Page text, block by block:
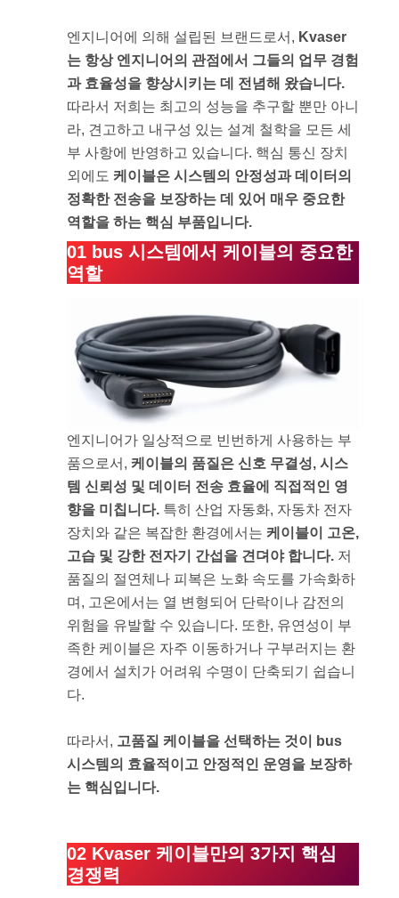
엔지니어에 의해 설립된 브랜드로서, Kvaser
는 항상 엔지니어의 관점에서 그들의 업무 경험
과 효율성을 향상시키는 데 전념해 왔습니다.
따라서 저희는 최고의 성능을 추구할 뿐만 아니
라, 견고하고 내구성 있는 설계 철학을 모든 세
부 사항에 반영하고 있습니다. 핵심 통신 장치
외에도 케이블은 시스템의 안정성과 데이터의
정확한 전송을 보장하는 데 있어 매우 중요한
역할을 하는 핵심 부품입니다.
01 bus 시스템에서 케이블의 중요한
역할
엔지니어가 일상적으로 빈번하게 사용하는 부
품으로서, 케이블의 품질은 신호 무결성, 시스
템 신뢰성 및 데이터 전송 효율에 직접적인 영
향을 미칩니다. 특히 산업 자동화, 자동차 전자
장치와 같은 복잡한 환경에서는 케이블이 고온,
고습 및 강한 전자기 간섭을 견뎌야 합니다. 저
품질의 절연체나 피복은 노화 속도를 가속화하
며, 고온에서는 열 변형되어 단락이나 감전의
위험을 유발할 수 있습니다. 또한, 유연성이 부
족한 케이블은 자주 이동하거나 구부러지는 환
경에서 설치가 어려워 수명이 단축되기 쉽습니
다.
따라서, 고품질 케이블을 선택하는 것이 bus
시스템의 효율적이고 안정적인 운영을 보장하
는 핵심입니다.
02 Kvaser 케이블만의 3가지 핵심
경쟁력